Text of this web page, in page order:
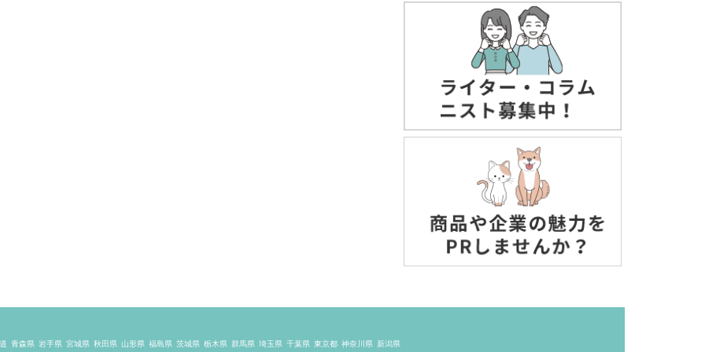
青森県 岩手県 宮城県 秋田県 山形県 福島県 茨城県 栃木県 群馬県 埼玉県 千葉県 東京都 神奈川県 新潟県